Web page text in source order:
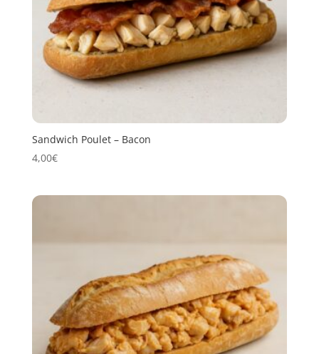
Sandwich Poulet – Bacon
4,00€